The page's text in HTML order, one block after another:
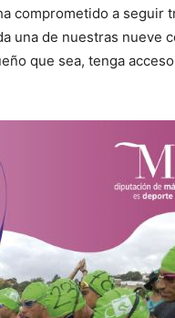
comprometido a seguir
una de nuestras nueve
que sea, tenga